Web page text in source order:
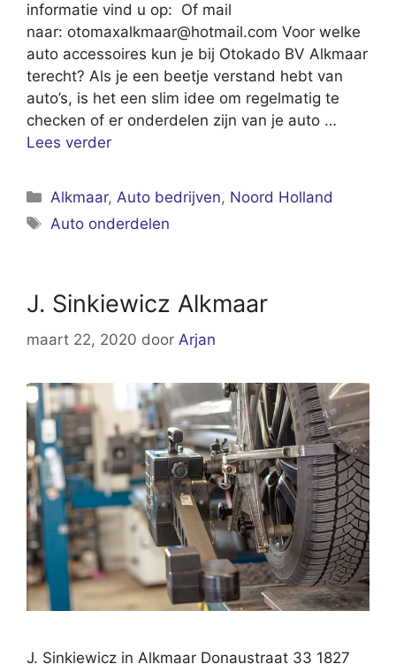
informatie vind u op: Of mail
naar: otomaxalkmaar@hotmail.com Voor welke
auto accessoires kun je bij Otokado BV Alkmaar
terecht? Als je een beetje verstand hebt van
auto’s, is het een slim idee om regelmatig te
checken of er onderdelen zijn van je auto …
Lees verder
Categorieën
Alkmaar,Auto bedrijven, Noord Holland
Tags
Auto onderdelen
J. Sinkiewicz Alkmaar
maart 22, 2020 door Arjan
J. Sinkiewicz in Alkmaar Donaustraat 33 1827